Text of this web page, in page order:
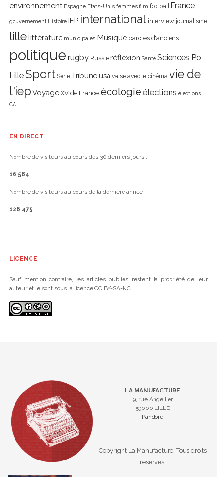
environnement Espagne Etats-Unis femmes film football France
gouvernement Histoire IEP international interview journalisme
lillelittérature municipales Musique paroles d'anciens
politique rugby Russie réflexion Santé Sciences Po
LilleSport Série Tribune usa valse avec le cinéma vie de
l'iep Voyage XV de France écologie élections élections
CA
EN DIRECT
Nombre de visiteurs au cours des 30 derniers jours :
16 584
Nombre de visiteurs au cours de la dernière année :
126 475
LICENCE
Sauf mention contraire, les articles publiés restent la propriété de leur
auteur et le sont sous la licence CC BY-SA-NC.
LA MANUFACTURE
9, rue Angellier
59000 LILLE
Pandore
Copyright La Manufacture. Tous droits
réservés.